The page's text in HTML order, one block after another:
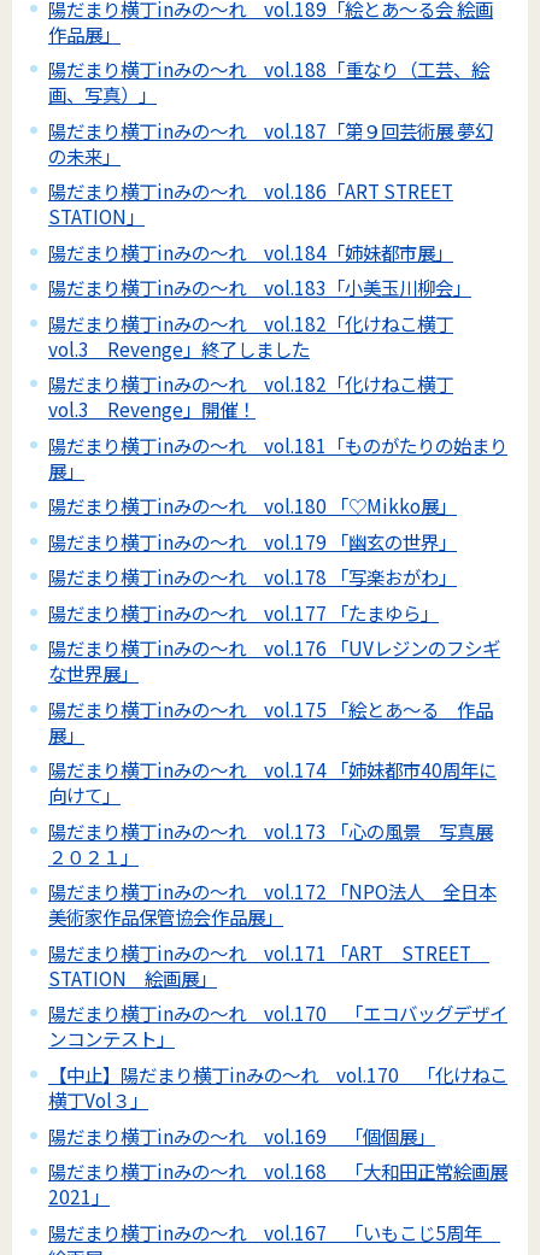
陽だまり横丁inみの～れ vol.189「絵とあ～る会 絵画
作品展」
陽だまり横丁inみの～れ vol.188「重なり（工芸、絵
画、写真）」
陽だまり横丁inみの～れ vol.187「第９回芸術展 夢幻
の未来」
陽だまり横丁inみの～れ vol.186「ART STREET
STATION」
陽だまり横丁inみの～れ vol.184「姉妹都市展」
陽だまり横丁inみの～れ vol.183「小美玉川柳会」
陽だまり横丁inみの～れ vol.182「化けねこ横丁
vol.3 Revenge」終了しました
陽だまり横丁inみの～れ vol.182「化けねこ横丁
vol.3 Revenge」開催！
陽だまり横丁inみの～れ vol.181「ものがたりの始まり
展」
陽だまり横丁inみの～れ vol.180 「♡Mikko展」
陽だまり横丁inみの～れ vol.179 「幽玄の世界」
陽だまり横丁inみの～れ vol.178 「写楽おがわ」
陽だまり横丁inみの～れ vol.177 「たまゆら」
陽だまり横丁inみの～れ vol.176 「UVレジンのフシギ
な世界展」
陽だまり横丁inみの～れ vol.175 「絵とあ～る 作品
展」
陽だまり横丁inみの～れ vol.174 「姉妹都市40周年に
向けて」
陽だまり横丁inみの～れ vol.173 「心の風景 写真展
２０２１」
陽だまり横丁inみの～れ vol.172 「NPO法人 全日本
美術家作品保管協会作品展」
陽だまり横丁inみの～れ vol.171 「ART STREET
STATION 絵画展」
陽だまり横丁inみの～れ vol.170 「エコバッグデザイ
ンコンテスト」
【中止】陽だまり横丁inみの～れ vol.170 「化けねこ
横丁Vol３」
陽だまり横丁inみの～れ vol.169 「個個展」
陽だまり横丁inみの～れ vol.168 「大和田正常絵画展
2021」
陽だまり横丁inみの～れ vol.167 「いもこじ5周年